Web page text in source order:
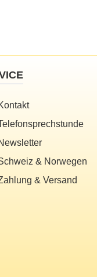
& Norwegen
& Versand